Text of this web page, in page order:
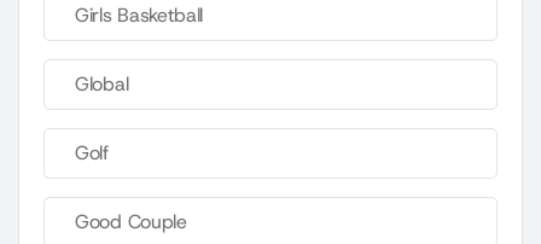
Girls Basketball
Global
Golf
Good Couple